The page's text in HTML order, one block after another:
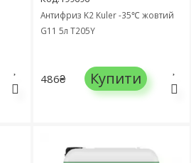
Антифриз K2 Kuler -35℃ жовтий
G11 5л T205Y
486₴ Купити